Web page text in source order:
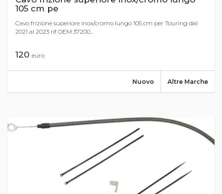
105 cm pe
Cavo frizione superiore inox/cromo lungo 105 cm per Touring dal
2021 al 2023 rif OEM 37200...
120 euro
Altre Marche
Nuovo